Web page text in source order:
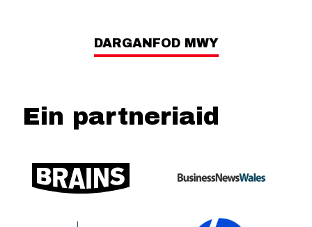
DARGANFOD MWY
Ein partneriaid